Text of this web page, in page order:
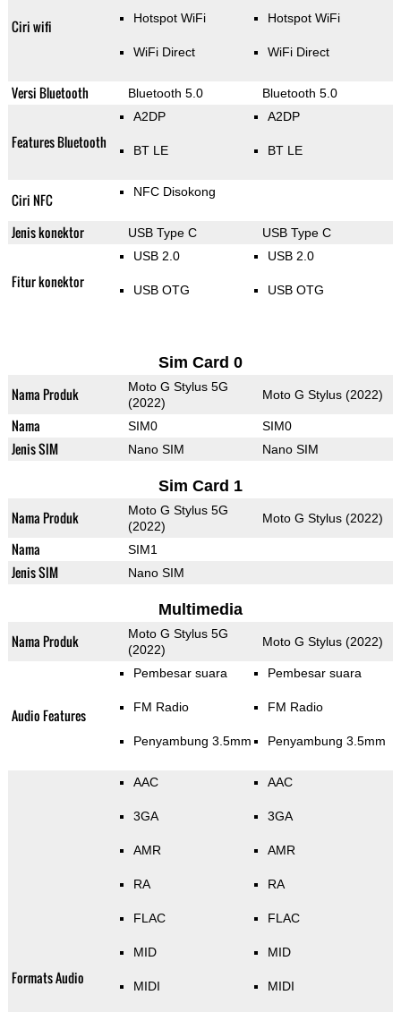
Ciri wifi Hotspot WiFi
WiFi Direct
Hotspot WiFi
WiFi Direct
Versi Bluetooth Bluetooth 5.0 Bluetooth 5.0
Features Bluetooth
A2DP
BT LE
A2DP
BT LE
Ciri NFC NFC Disokong
Jenis konektor USB Type C USB Type C
Fitur konektor
USB 2.0
USB OTG
USB 2.0
USB OTG
Sim Card 0
Nama Produk
Moto G Stylus 5G
(2022)
Moto G Stylus (2022)
Nama SIM0 SIM0
Jenis SIM Nano SIM Nano SIM
Sim Card 1
Nama Produk
Moto G Stylus 5G
(2022)
Moto G Stylus (2022)
Nama SIM1
Jenis SIM Nano SIM
Multimedia
Nama Produk
Moto G Stylus 5G
(2022)
Moto G Stylus (2022)
Audio Features
Pembesar suara
FM Radio
Penyambung 3.5mm
Pembesar suara
FM Radio
Penyambung 3.5mm
Formats Audio
AAC
3GA
AMR
RA
FLAC
MID
MIDI
AAC
3GA
AMR
RA
FLAC
MID
MIDI